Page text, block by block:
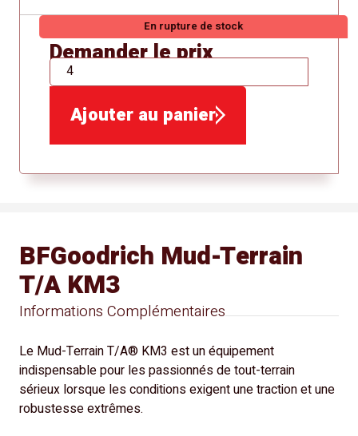
En rupture de stock
Demander le prix
QTÉ
Ajouter au panier
Informations Complémentaires
BFGoodrich Mud-Terrain
T/A KM3
Le Mud-Terrain T/A® KM3 est un équipement
indispensable pour les passionnés de tout-terrain
sérieux lorsque les conditions exigent une traction et une
robustesse extrêmes.